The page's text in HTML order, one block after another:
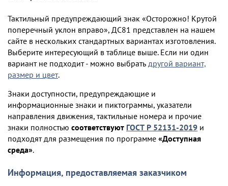
Тактильный предупреждающий знак «Осторожно! Крутой
поперечный уклон вправо», ДС81 представлен на нашем
сайте в нескольких стандартных вариантах изготовления.
Выберите интересующий в таблице выше. Если ни один
вариант не подходит - можно выбрать другой вариант,
размер и цвет.
Знаки доступности, предупреждающие и
информационные знаки и пиктограммы, указатели
направления движения, тактильные номера и прочие
знаки полностью соответствуют ГОСТ Р 52131-2019 и
подходят для размещения по программе «Доступная
среда».
Информация, предоставляемая заказчиком